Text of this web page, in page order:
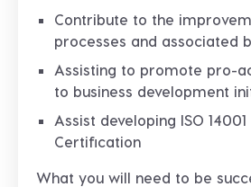
Contribute to the
processes and associated
Assisting to promote pro-
to business development
Assist developing ISO
Certification
What you will need to be